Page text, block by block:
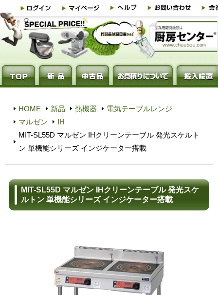
HOME 新品 熱機器
電気テーブルレンジ
マルゼン
IH
MIT-SL55D マルゼン IHクリーンテーブル 発光スケルト
ン 単機能シリーズ インジケーター搭載
MIT-SL55D マルゼン IHクリーンテーブル 発光スケ
ルトン 単機能シリーズ インジケーター搭載